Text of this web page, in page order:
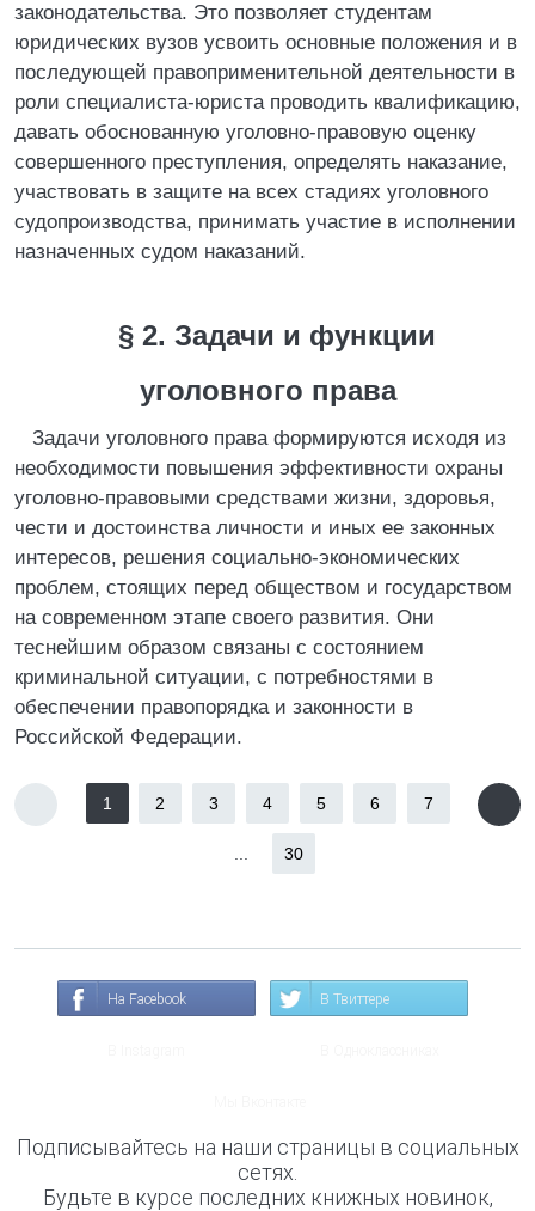
законодательства. Это позволяет студентам
юридических вузов усвоить основные положения и в
последующей правоприменительной деятельности в
роли специалиста-юриста проводить квалификацию,
давать обоснованную уголовно-правовую оценку
совершенного преступления, определять наказание,
участвовать в защите на всех стадиях уголовного
судопроизводства, принимать участие в исполнении
назначенных судом наказаний.
§ 2. Задачи и функции
уголовного права
Задачи уголовного права формируются исходя из
необходимости повышения эффективности охраны
уголовно-правовыми средствами жизни, здоровья,
чести и достоинства личности и иных ее законных
интересов, решения социально-экономических
проблем, стоящих перед обществом и государством
на современном этапе своего развития. Они
теснейшим образом связаны с состоянием
криминальной ситуации, с потребностями в
обеспечении правопорядка и законности в
Российской Федерации.
1 2 3 4 5 6 7
30
На Facebook В Твиттере
Подписывайтесь на наши страницы в социальных
сетях.
Будьте в курсе последних книжных новинок,